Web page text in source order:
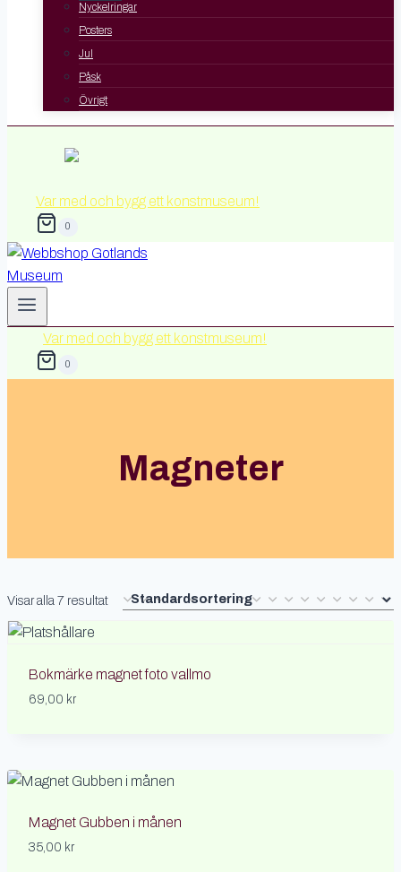
Nyckelringar
Posters
Jul
Påsk
Övrigt
Var med och bygg ett konstmuseum!
0
Var med och bygg ett konstmuseum!
0
Magneter
Visar alla 7 resultat
Bokmärke magnet foto vallmo
69,00 kr
Magnet Gubben i månen
35,00 kr